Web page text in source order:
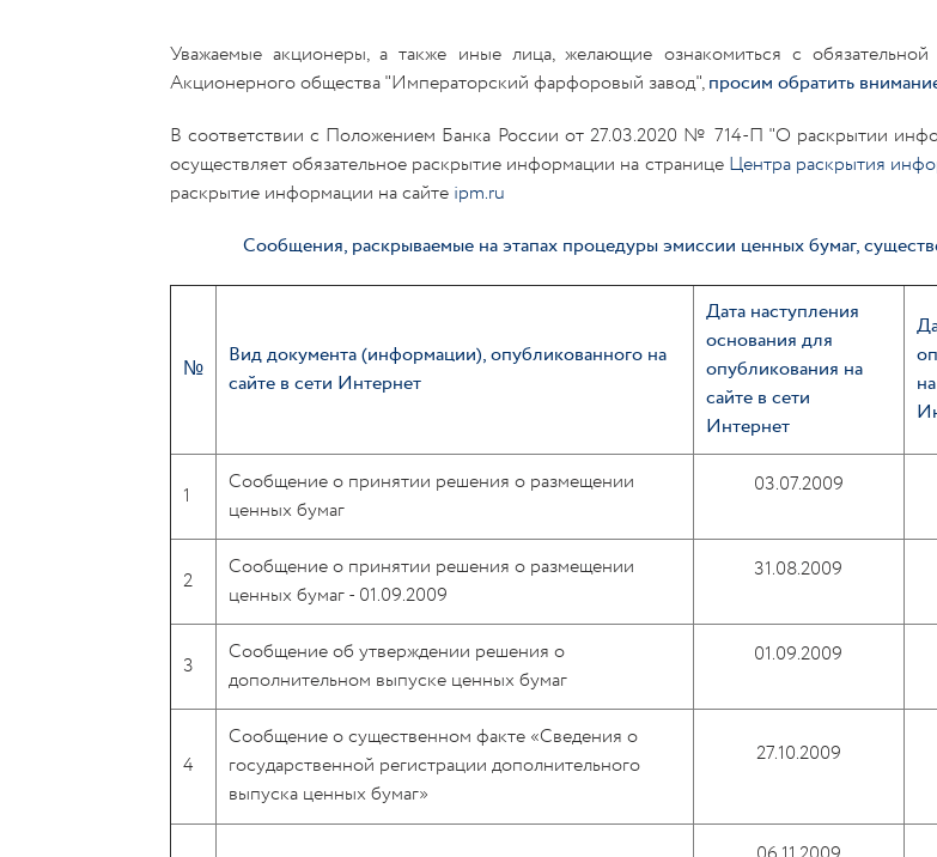
Уважаемые акционеры, а также иные лица, желающие ознакомиться с
Акционерного общества "Императорский фарфоровый завод",просим обратить
В соответствии с Положением Банка России от 27.03.2020 № 714-П "О раскрытии
осуществляет обязательное раскрытие информации на странице Центра раскрытия
раскрытие информации на сайте ipm.ru
Сообщения, раскрываемые на этапах процедуры эмиссии ценных бумаг,
№
Вид документа (информации), опубликованного на
сайте в сети Интернет
Дата наступления
основания для
опубликования на
сайте в сети
Интернет
1
Сообщение о принятии решения о размещении
ценных бумаг
03.07.2009
2
Сообщение о принятии решения о размещении
ценных бумаг - 01.09.2009
31.08.2009
3
Сообщение об утверждении решения о
дополнительном выпуске ценных бумаг
01.09.2009
4
Сообщение о существенном факте «Сведения о
государственной регистрации дополнительного
выпуска ценных бумаг»
27.10.2009